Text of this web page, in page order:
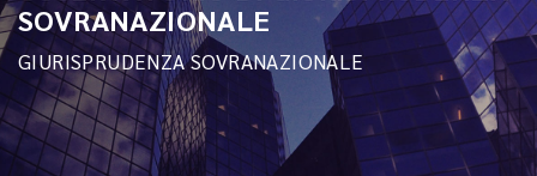
SOVRANAZIONALE
GIURISPRUDENZA SOVRANAZIONALE